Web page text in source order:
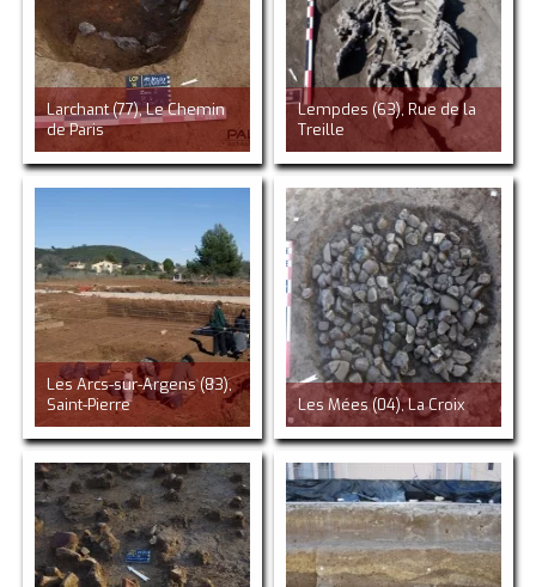
Larchant (77), Le Chemin
de Paris
Lempdes (63), Rue de la
Treille
Les Arcs-sur-Argens (83),
Saint-Pierre
Les Mées (04), La Croix